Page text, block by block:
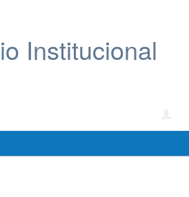
Institucional